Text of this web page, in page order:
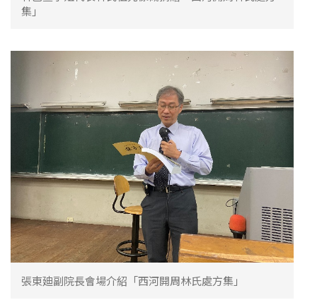
集」
張東廸副院長會場介紹「西河開周林氏處方集」